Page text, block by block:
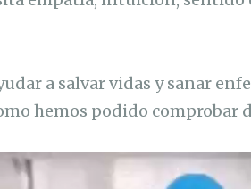
a salvar vidas y sanar
hemos podido comprobar